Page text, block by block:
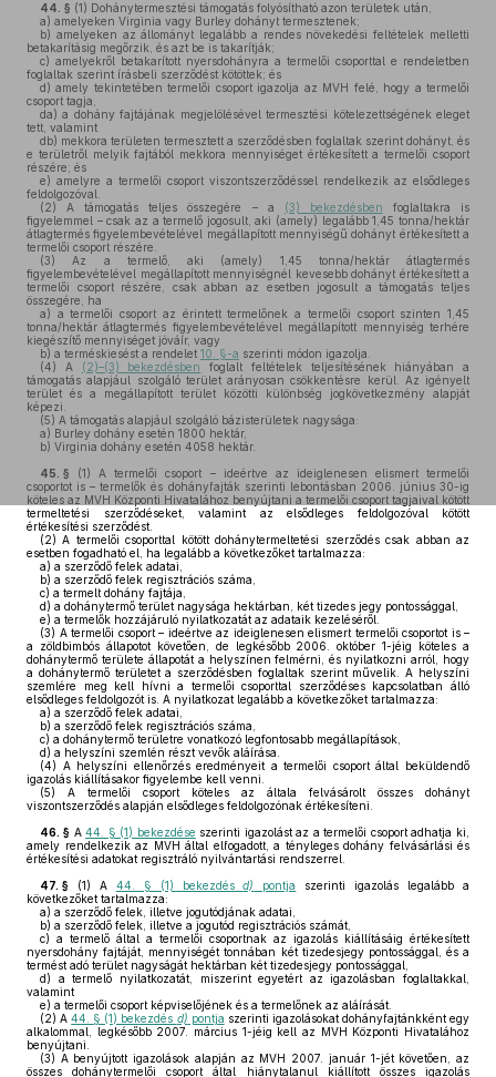
44. § (1) Dohánytermesztési támogatás folyósítható azon területek után,
a) amelyeken Virginia vagy Burley dohányt termesztenek;
b) amelyeken az állományt legalább a rendes növekedési feltételek melletti
betakarításig megőrzik, és azt be is takarítják;
c) amelyekről betakarított nyersdohányra a termelői csoporttal e rendeletben
foglaltak szerint írásbeli szerződést kötöttek; és
d) amely tekintetében termelői csoport igazolja az MVH felé, hogy a termelői
csoport tagja,
da) a dohány fajtájának megjelölésével termesztési kötelezettségének eleget
tett, valamint
db) mekkora területen termesztett a szerződésben foglaltak szerint dohányt, és
e területről melyik fajtából mekkora mennyiséget értékesített a termelői csoport
részére; és
e) amelyre a termelői csoport viszontszerződéssel rendelkezik az elsődleges
feldolgozóval.
(2) A támogatás teljes összegére – a (3) bekezdésben foglaltakra is
figyelemmel – csak az a termelő jogosult, aki (amely) legalább 1,45 tonna/hektár
átlagtermés figyelembevételével megállapított mennyiségű dohányt értékesített a
termelői csoport részére.
(3) Az a termelő, aki (amely) 1,45 tonna/hektár átlagtermés
figyelembevételével megállapított mennyiségnél kevesebb dohányt értékesített a
termelői csoport részére, csak abban az esetben jogosult a támogatás teljes
összegére, ha
a) a termelői csoport az érintett termelőnek a termelői csoport szinten 1,45
tonna/hektár átlagtermés figyelembevételével megállapított mennyiség terhére
kiegészítő mennyiséget jóváír, vagy
b) a terméskiesést a rendelet 10. §-a szerinti módon igazolja.
(4) A (2)–(3) bekezdésben
foglalt feltételek teljesítésének hiányában a
támogatás alapjául szolgáló terület arányosan csökkentésre kerül. Az igényelt
terület és a megállapított terület közötti különbség jogkövetkezmény alapját
képezi.
(5) A támogatás alapjául szolgáló bázisterületek nagysága:
a) Burley dohány esetén 1800 hektár,
b) Virginia dohány esetén 4058 hektár.
45. § (1) A termelői csoport – ideértve az ideiglenesen elismert termelői
csoportot is – termelők és dohányfajták szerinti lebontásban 2006. június 30-ig
köteles az MVH Központi Hivatalához benyújtani a termelői csoport tagjaival kötött
termeltetési szerződéseket, valamint az elsődleges feldolgozóval kötött
értékesítési szerződést.
(2) A termelői csoporttal kötött dohánytermeltetési szerződés csak abban az
esetben fogadható el, ha legalább a következőket tartalmazza:
a) a szerződő felek adatai,
b) a szerződő felek regisztrációs száma,
c) a termelt dohány fajtája,
d) a dohánytermő terület nagysága hektárban, két tizedes jegy pontossággal,
e) a termelők hozzájáruló nyilatkozatát az adataik kezeléséről.
(3) A termelői csoport – ideértve az ideiglenesen elismert termelői csoportot is –
a zöldbimbós állapotot követően, de legkésőbb 2006. október 1-jéig köteles a
dohánytermő területe állapotát a helyszínen felmérni, és nyilatkozni arról, hogy
a dohánytermő területet a szerződésben foglaltak szerint művelik. A helyszíni
szemlére meg kell hívni a termelői csoporttal szerződéses kapcsolatban álló
elsődleges feldolgozót is. A nyilatkozat legalább a következőket tartalmazza:
a) a szerződő felek adatai,
b) a szerződő felek regisztrációs száma,
c) a dohánytermő területre vonatkozó legfontosabb megállapítások,
d) a helyszíni szemlén részt vevők aláírása.
(4) A helyszíni ellenőrzés eredményeit a termelői csoport által beküldendő
igazolás kiállításakor figyelembe kell venni.
(5) A termelői csoport köteles az általa felvásárolt összes dohányt
viszontszerződés alapján elsődleges feldolgozónak értékesíteni.
46. § A44. § (1) bekezdése szerinti igazolást az a termelői csoport adhatja ki,
amely rendelkezik az MVH által elfogadott, a tényleges dohány felvásárlási és
értékesítési adatokat regisztráló nyilvántartási rendszerrel.
47. § (1) A 44. § (1) bekezdésd) pontja
szerinti igazolás legalább a
következőket tartalmazza:
a) a szerződő felek, illetve jogutódjának adatai,
b) a szerződő felek, illetve a jogutód regisztrációs számát,
c) a termelő által a termelői csoportnak az igazolás kiállításáig értékesített
nyersdohány fajtáját, mennyiségét tonnában két tizedesjegy pontossággal, és a
termést adó terület nagyságát hektárban két tizedesjegy pontossággal,
d) a termelő nyilatkozatát, miszerint egyetért az igazolásban foglaltakkal,
valamint
e) a termelői csoport képviselőjének és a termelőnek az aláírását.
(2) A44. § (1) bekezdés d) pontja szerinti igazolásokat dohányfajtánkként egy
alkalommal, legkésőbb 2007. március 1-jéig kell az MVH Központi Hivatalához
benyújtani.
(3) A benyújtott igazolások alapján az MVH 2007. január 1-jét követően, az
összes dohánytermelői csoport által hiánytalanul kiállított összes igazolás